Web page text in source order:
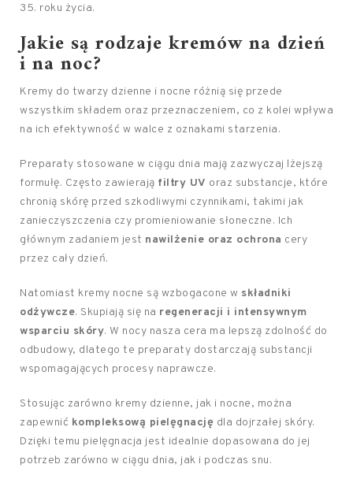
35. roku życia.
Jakie są rodzaje kremów na dzień
i na noc?
Kremy do twarzy dzienne i nocne różnią się przede
wszystkim składem oraz przeznaczeniem, co z kolei wpływa
na ich efektywność w walce z oznakami starzenia.
Preparaty stosowane w ciągu dnia mają zazwyczaj lżejszą
formułę. Często zawierają filtry UV oraz substancje, które
chronią skórę przed szkodliwymi czynnikami, takimi jak
zanieczyszczenia czy promieniowanie słoneczne. Ich
głównym zadaniem jest nawilżenie oraz ochrona cery
przez cały dzień.
Natomiast kremy nocne są wzbogacone w składniki
odżywcze. Skupiają się na regeneracji i intensywnym
wsparciu skóry. W nocy nasza cera ma lepszą zdolność do
odbudowy, dlatego te preparaty dostarczają substancji
wspomagających procesy naprawcze.
Stosując zarówno kremy dzienne, jak i nocne, można
zapewnić kompleksową pielęgnację dla dojrzałej skóry.
Dzięki temu pielęgnacja jest idealnie dopasowana do jej
potrzeb zarówno w ciągu dnia, jak i podczas snu.